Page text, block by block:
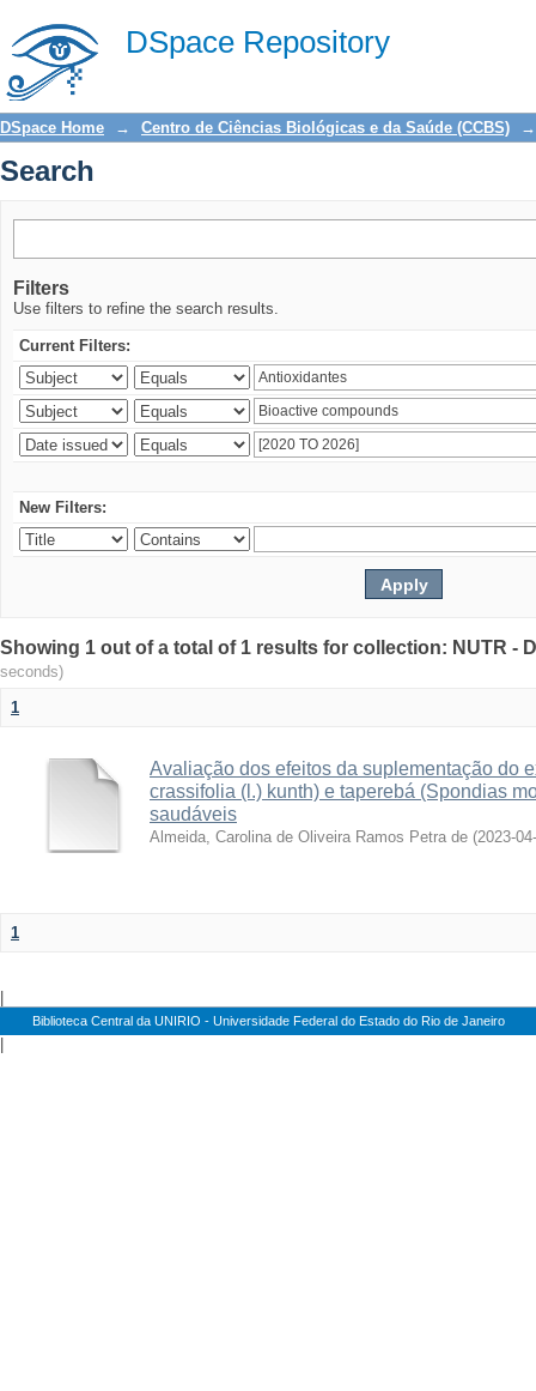
DSpace Repository
Search
DSpace Home → Centro de Ciências Biológicas e da Saúde (CCBS) →
Search
Filters
Use filters to refine the search results.
Current Filters:
New Filters:
Showing 1 out of a total of 1 results for collection: NUTR -
seconds)
1
Avaliação dos efeitos da suplementação do
crassifolia (l.) kunth) e taperebá (Spondias
saudáveis
Almeida, Carolina de Oliveira Ramos Petra de (2023-
1
Biblioteca Central da UNIRIO - Universidade Federal do Estado do Rio de Janeiro